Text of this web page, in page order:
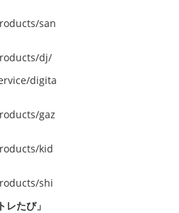
san
dj/
digita
gaz
kid
shi
たび」